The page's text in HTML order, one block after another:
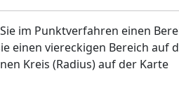
im Punktverfahren einen
einen viereckigen Bereich auf
Kreis (Radius) auf der Karte